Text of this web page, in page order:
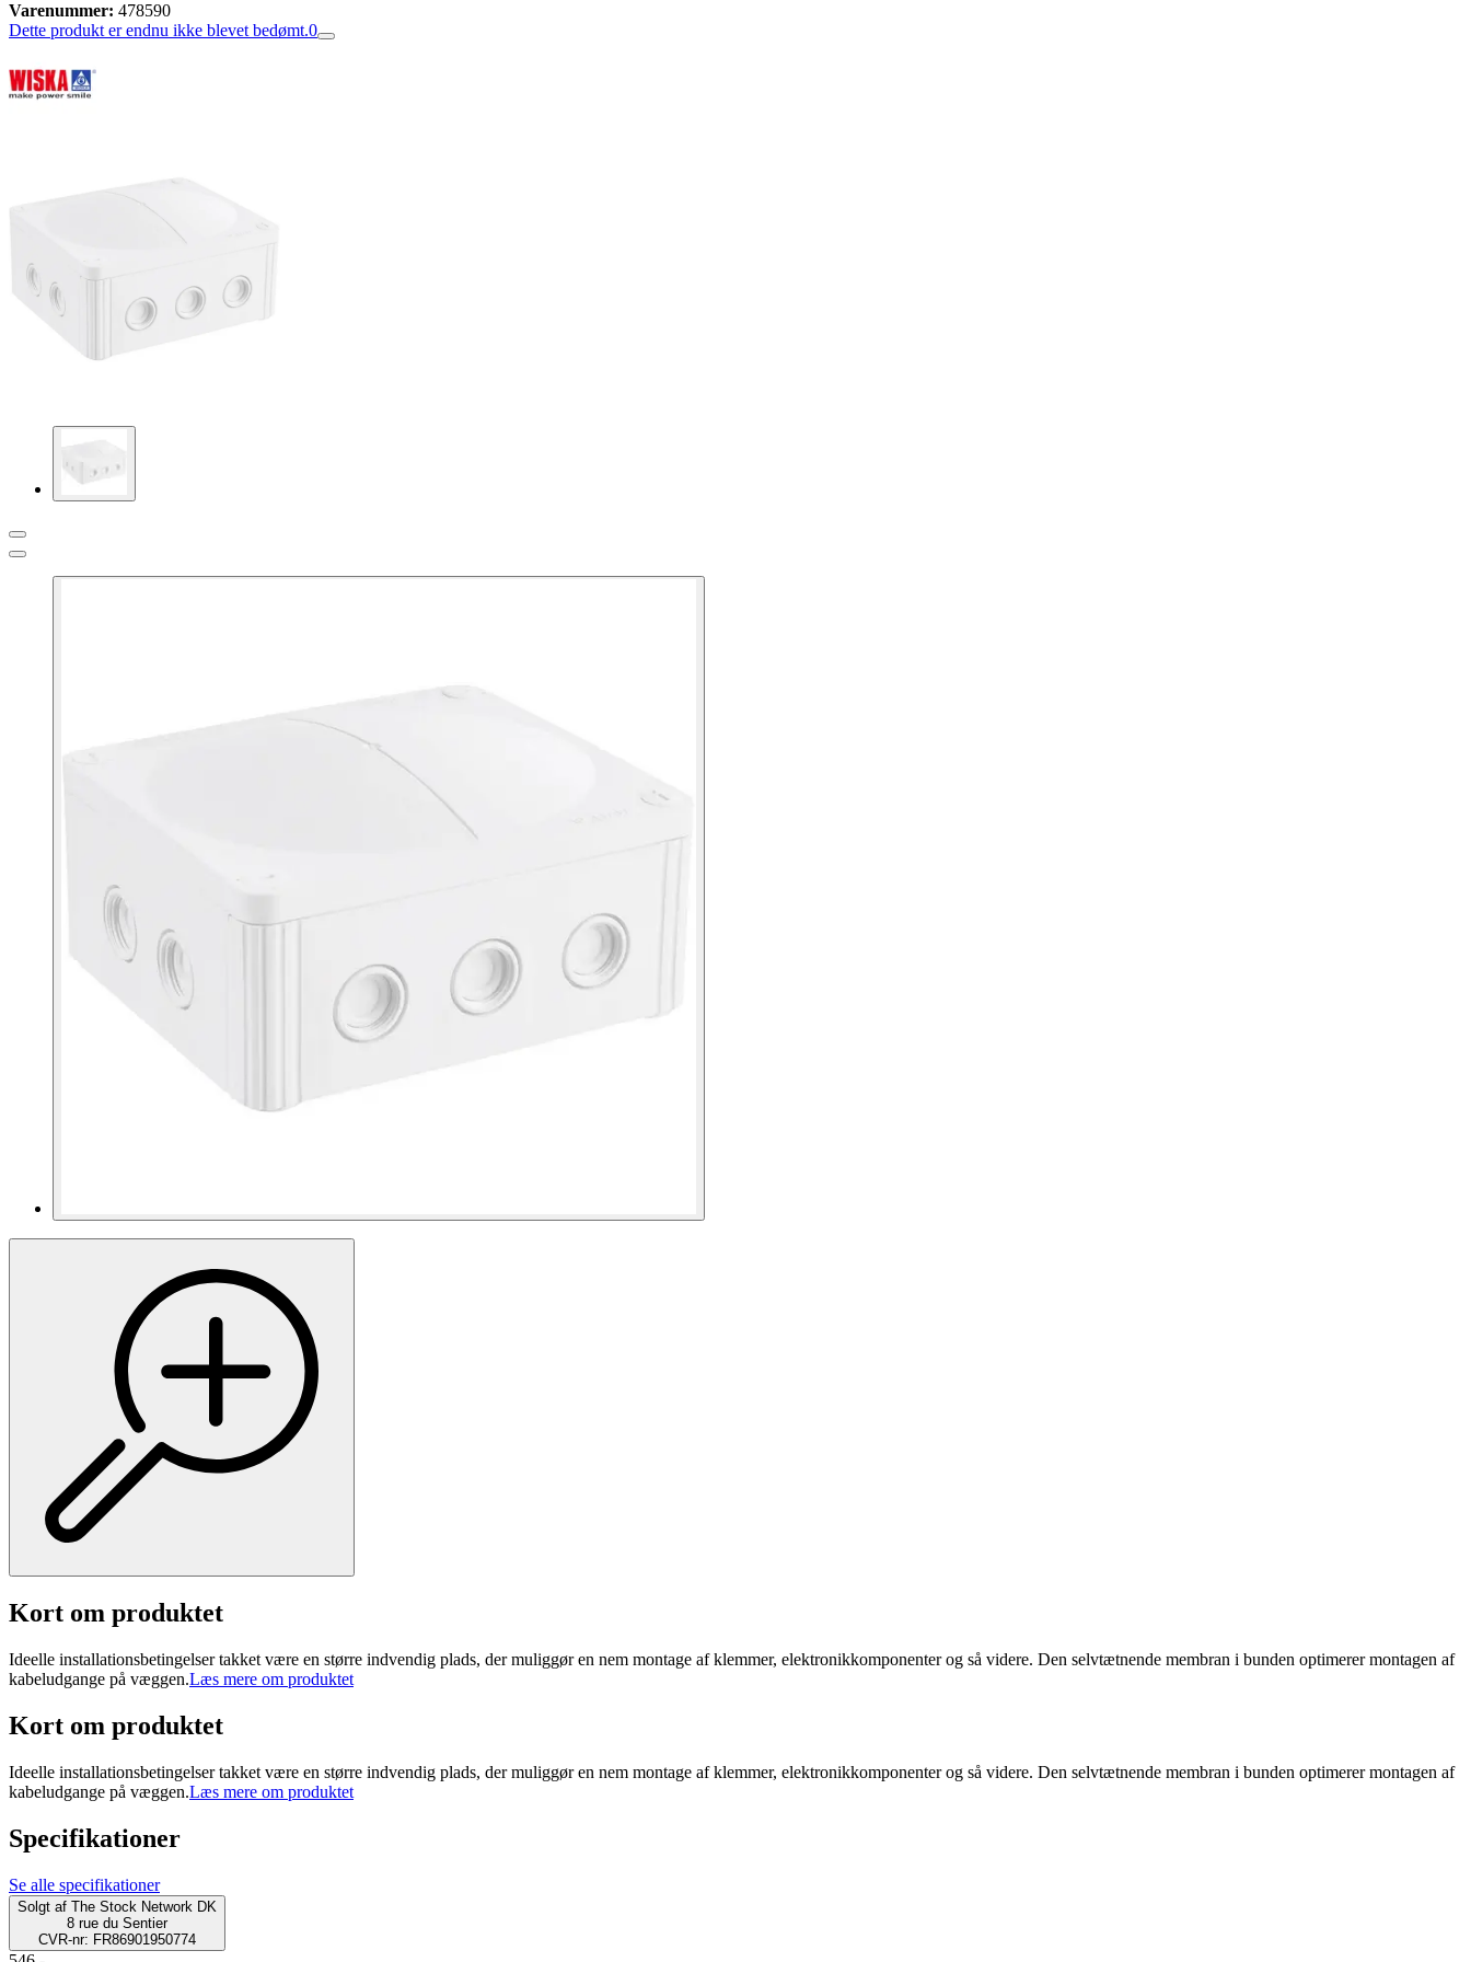
Varenummer: 478590
Dette produkt er endnu ikke blevet bedømt.0
Kort om produktet
Ideelle installationsbetingelser takket være en større indvendig plads, der muliggør en nem montage af klemmer, elektronikkomponenter og så videre. Den selvtætnende membran i bunden optimerer montagen af
kabeludgange på væggen.Læs mere om produktet
Kort om produktet
Ideelle installationsbetingelser takket være en større indvendig plads, der muliggør en nem montage af klemmer, elektronikkomponenter og så videre. Den selvtætnende membran i bunden optimerer montagen af
kabeludgange på væggen.Læs mere om produktet
Specifikationer
Se alle specifikationer
Solgt af The Stock Network DK
8 rue du Sentier
CVR-nr: FR86901950774